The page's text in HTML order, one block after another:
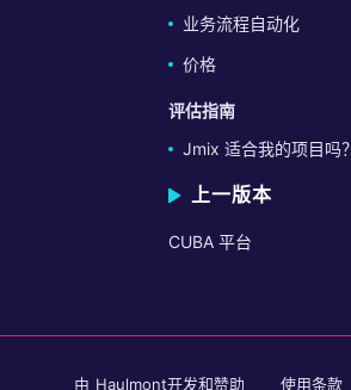
业务流程自动化
价格
评估指南
Jmix 适合我的项目吗？
上一版本
CUBA 平台
由 Haulmont开发和赞助 使用条款